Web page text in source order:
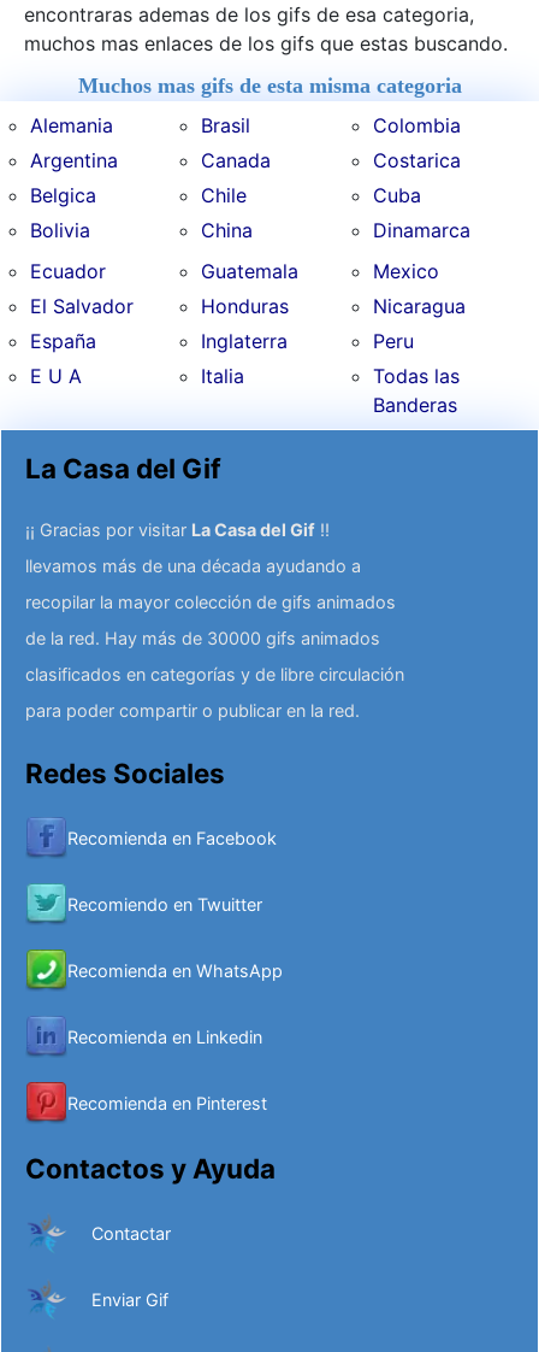
encontraras ademas de los gifs de esa categoria,
muchos mas enlaces de los gifs que estas buscando.
Muchos mas gifs de esta misma categoria
Alemania
Argentina
Belgica
Bolivia
Brasil
Canada
Chile
China
Colombia
Costarica
Cuba
Dinamarca
Ecuador
El Salvador
España
E U A
Guatemala
Honduras
Inglaterra
Italia
Mexico
Nicaragua
Peru
Todas las
Banderas
La Casa del Gif
¡¡ Gracias por visitar La Casa del Gif !!
llevamos más de una década ayudando a
recopilar la mayor colección de gifs animados
de la red. Hay más de 30000 gifs animados
clasificados en categorías y de libre circulación
para poder compartir o publicar en la red.
Redes Sociales
Recomienda en Facebook
Recomiendo en Twuitter
Recomienda en WhatsApp
Recomienda en Linkedin
Recomienda en Pinterest
Contactos y Ayuda
Contactar
Enviar Gif